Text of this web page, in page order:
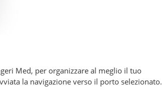
Med, per organizzare al meglio il tuo
la navigazione verso il porto selezionato.